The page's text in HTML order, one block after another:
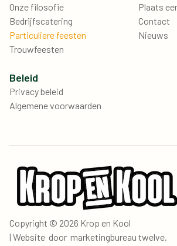
Onze filosofie
Bedrijfscatering
Particuliere feesten
Trouwfeesten
Plaats
Contact
Nieuws
Beleid
Privacy beleid
Algemene voorwaarden
Copyright © 2026 Krop en Kool
| Website door marketingbureau twelve